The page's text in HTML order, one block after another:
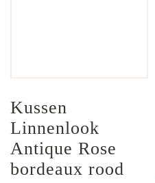
Kussen
Linnenlook
Antique Rose
bordeaux rood